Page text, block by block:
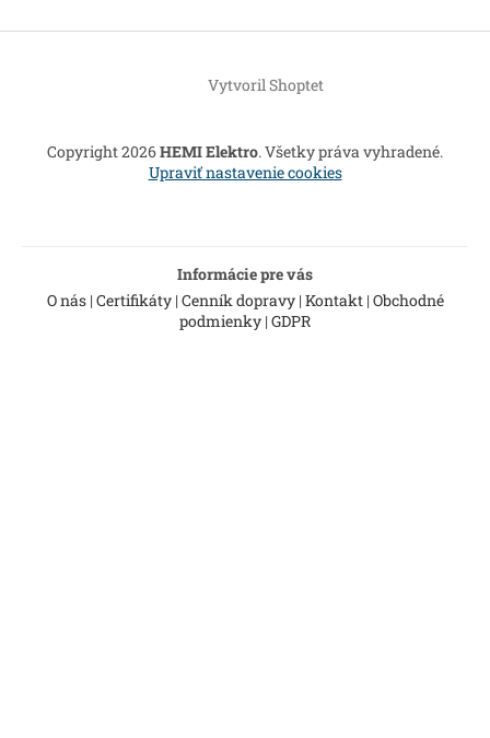
Vytvoril Shoptet
Copyright 2026HEMI Elektro. Všetky práva vyhradené.
Upraviť nastavenie cookies
Informácie pre vás
O nás| Certifikáty| Cenník dopravy| Kontakt| Obchodné
podmienky | GDPR